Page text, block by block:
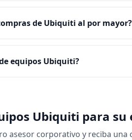
de Ubiquiti al por mayor?
equipos Ubiquiti?
Ubiquiti para su
asesor corporativo y reciba una